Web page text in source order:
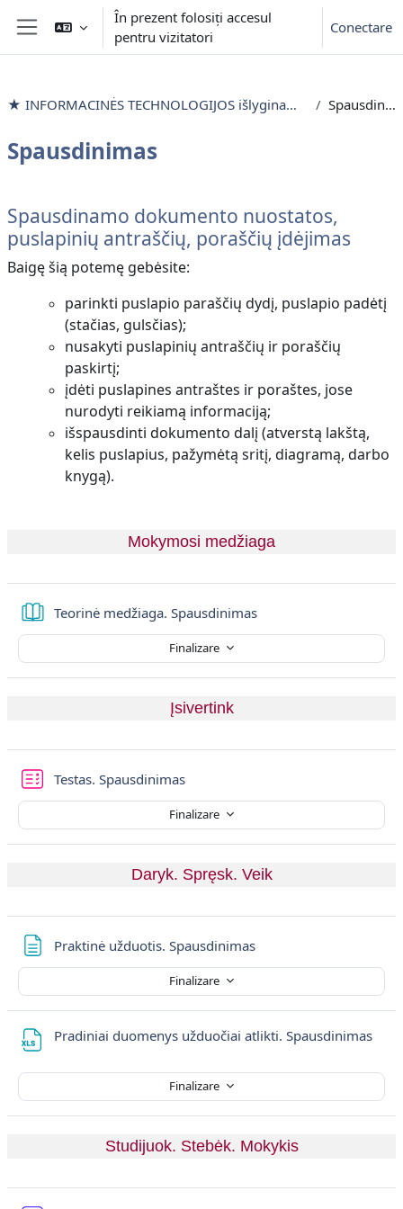
Sari la conţinutul principal
Panou lateral
În prezent folosiți accesul
pentru vizitatori
Conectare
★ INFORMACINĖS TECHNOLOGIJOS išlyginamieji mokymai Spausdinimas
Spausdinimas
Contur secțiune
Spausdinamo dokumento nuostatos,
puslapinių antraščių, poraščių įdėjimas
Baigę šią potemę gebėsite:
parinkti puslapio paraščių dydį, puslapio padėtį
(stačias, gulsčias);
nusakyti puslapinių antraščių ir poraščių
paskirtį;
įdėti puslapines antraštes ir poraštes, jose
nurodyti reikiamą informaciją;
išspausdinti dokumento dalį (atverstą lakštą,
kelis puslapius, pažymėtą sritį, diagramą, darbo
knygą).
Mokymosi medžiaga
Teorinė medžiaga. SpausdinimasCarte
Finalizare
Įsivertink
Testas. Spausdinimas
Finalizare
Daryk. Spręsk. Veik
Praktinė užduotis. SpausdinimasPagină
Finalizare
Pradiniai duomenys užduočiai atlikti. Spausdinimas
Finalizare
Studijuok. Stebėk. Mokykis